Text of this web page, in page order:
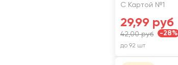
С Картой №1
29,99 руб
42,00 руб -28%
до 92 шт